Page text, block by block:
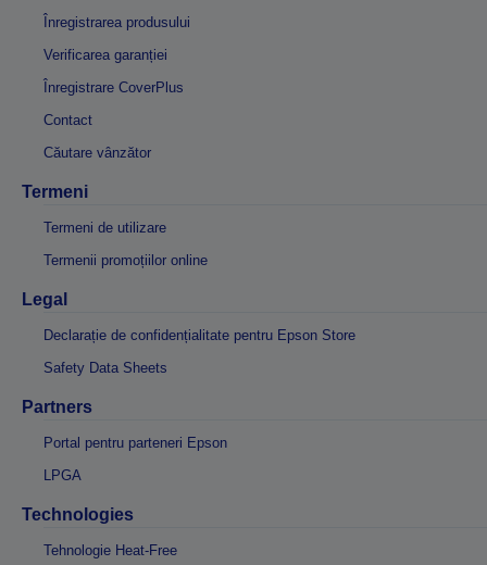
Înregistrarea produsului
Verificarea garanției
Înregistrare CoverPlus
Contact
Căutare vânzător
Termeni
Termeni de utilizare
Termenii promoțiilor online
Legal
Declarație de confidențialitate pentru Epson Store
Safety Data Sheets
Partners
Portal pentru parteneri Epson
LPGA
Technologies
Tehnologie Heat-Free